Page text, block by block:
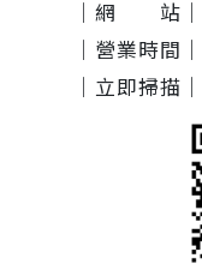
｜網 站｜
｜營業時間｜
｜立即掃描｜